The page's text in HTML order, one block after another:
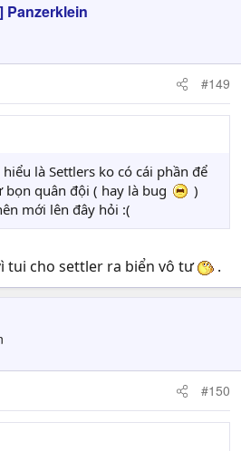
Panzerklein
#149
là Settlers ko có cái phần để
quân đội ( hay là bug
)
mới lên đây hỏi :(
tui cho settler ra biển vô tư .
#150